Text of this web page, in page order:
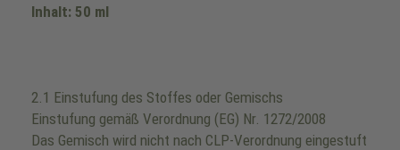
Inhalt: 50 ml
2.1 Einstufung des Stoffes oder Gemischs
Einstufung gemäß Verordnung (EG) Nr. 1272/2008
Das Gemisch wird nicht nach CLP-Verordnung eingestuft